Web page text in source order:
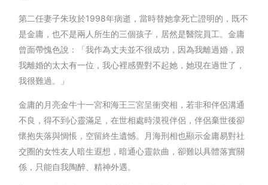
第二任妻子朱玫於1998年病逝，當時替她拿死亡證明的，既不
是金庸，也不是兩人所生的三個孩子，居然是醫院員工。金庸
曾面帶愧色說：「我作為丈夫並不很成功，因為我離過婚，跟
我離婚的太太有一位，我心裡感覺對不起她，她現在過世了，
我很難過。」
金庸的月亮金牛十一宮和海王三宮呈衝突相，若非和伴侶溝通
不良，得不到心靈滿足，在世相處時漠視伴侶，伴侶棄世後卻
懷抱失落與惆悵，空留終生遺憾。月海刑相也顯示金庸易對社
交圈的女性友人暗生遐想，暗通心靈款曲，卻難以具體落實關
係，只能自我陶醉、精神外遇。